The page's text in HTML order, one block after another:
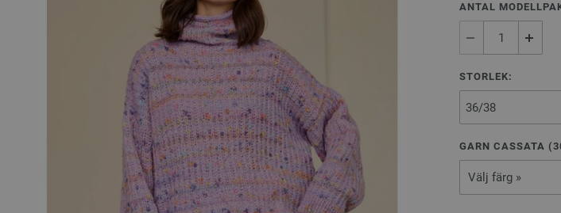
ANTAL
STORLEK:
GARN CASSATA (
Välj färg »